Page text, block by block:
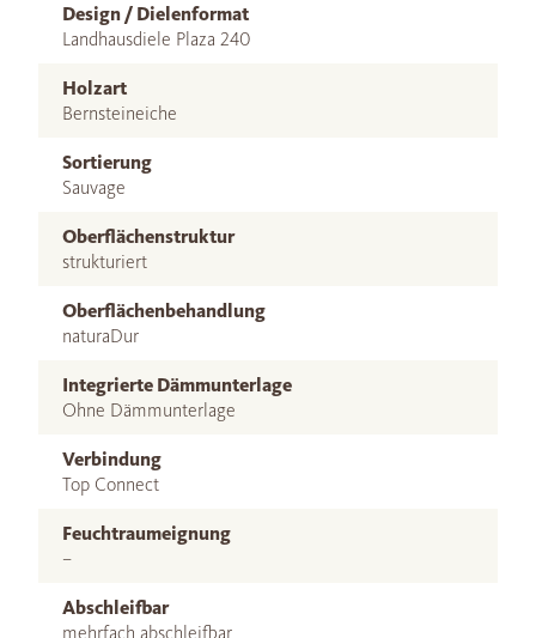
Design / Dielenformat
Landhausdiele Plaza 240
Holzart
Bernsteineiche
Sortierung
Sauvage
Oberflächenstruktur
strukturiert
Oberflächenbehandlung
naturaDur
Integrierte Dämmunterlage
Ohne Dämmunterlage
Verbindung
Top Connect
Feuchtraumeignung
–
Abschleifbar
mehrfach abschleifbar